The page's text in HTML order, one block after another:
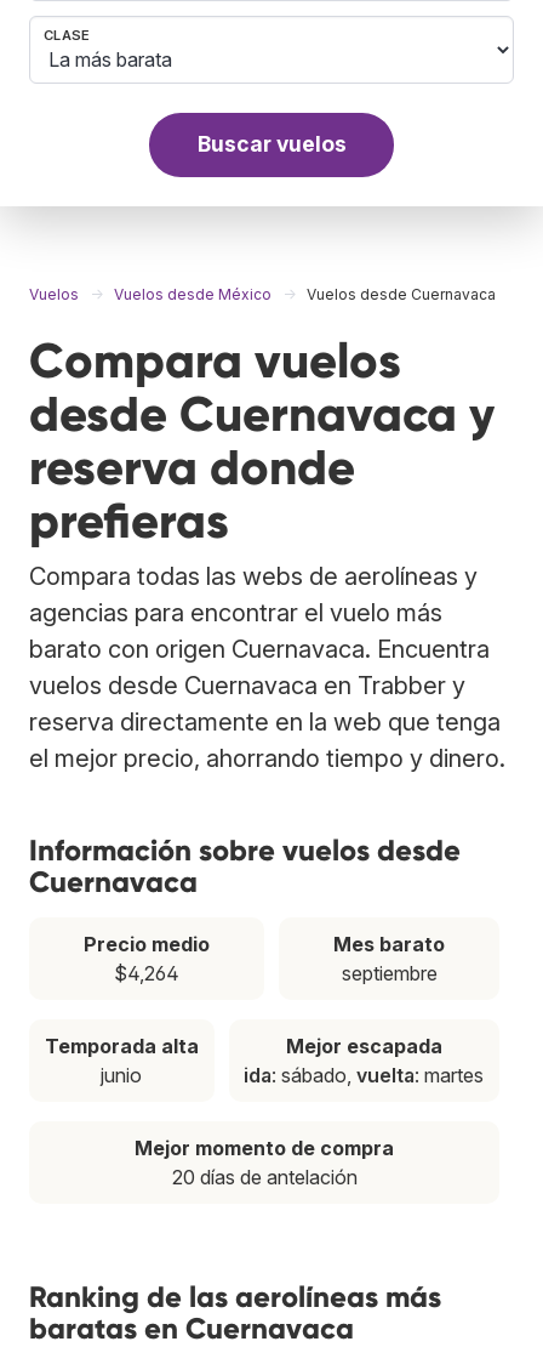
CLASE
Buscar vuelos
Vuelos Vuelos desde México Vuelos desde Cuernavaca
Compara vuelos
desde Cuernavaca y
reserva donde
prefieras
Compara todas las webs de aerolíneas y
agencias para encontrar el vuelo más
barato con origen Cuernavaca. Encuentra
vuelos desde Cuernavaca en Trabber y
reserva directamente en la web que tenga
el mejor precio, ahorrando tiempo y dinero.
Información sobre vuelos desde
Cuernavaca
Precio medio
$4,264
Mes barato
septiembre
Temporada alta
junio
Mejor escapada
ida: sábado,vuelta: martes
Mejor momento de compra
20 días de antelación
Ranking de las aerolíneas más
baratas en Cuernavaca